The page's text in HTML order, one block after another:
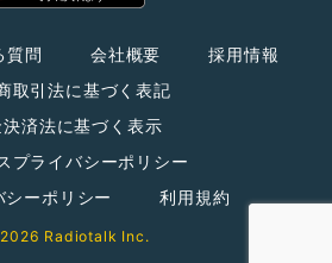
質問 会社概要
採用情報
取引法に基づく表記
決済法に基づく表示
プライバシーポリシー
シーポリシー
利用規約
Radiotalk Inc.